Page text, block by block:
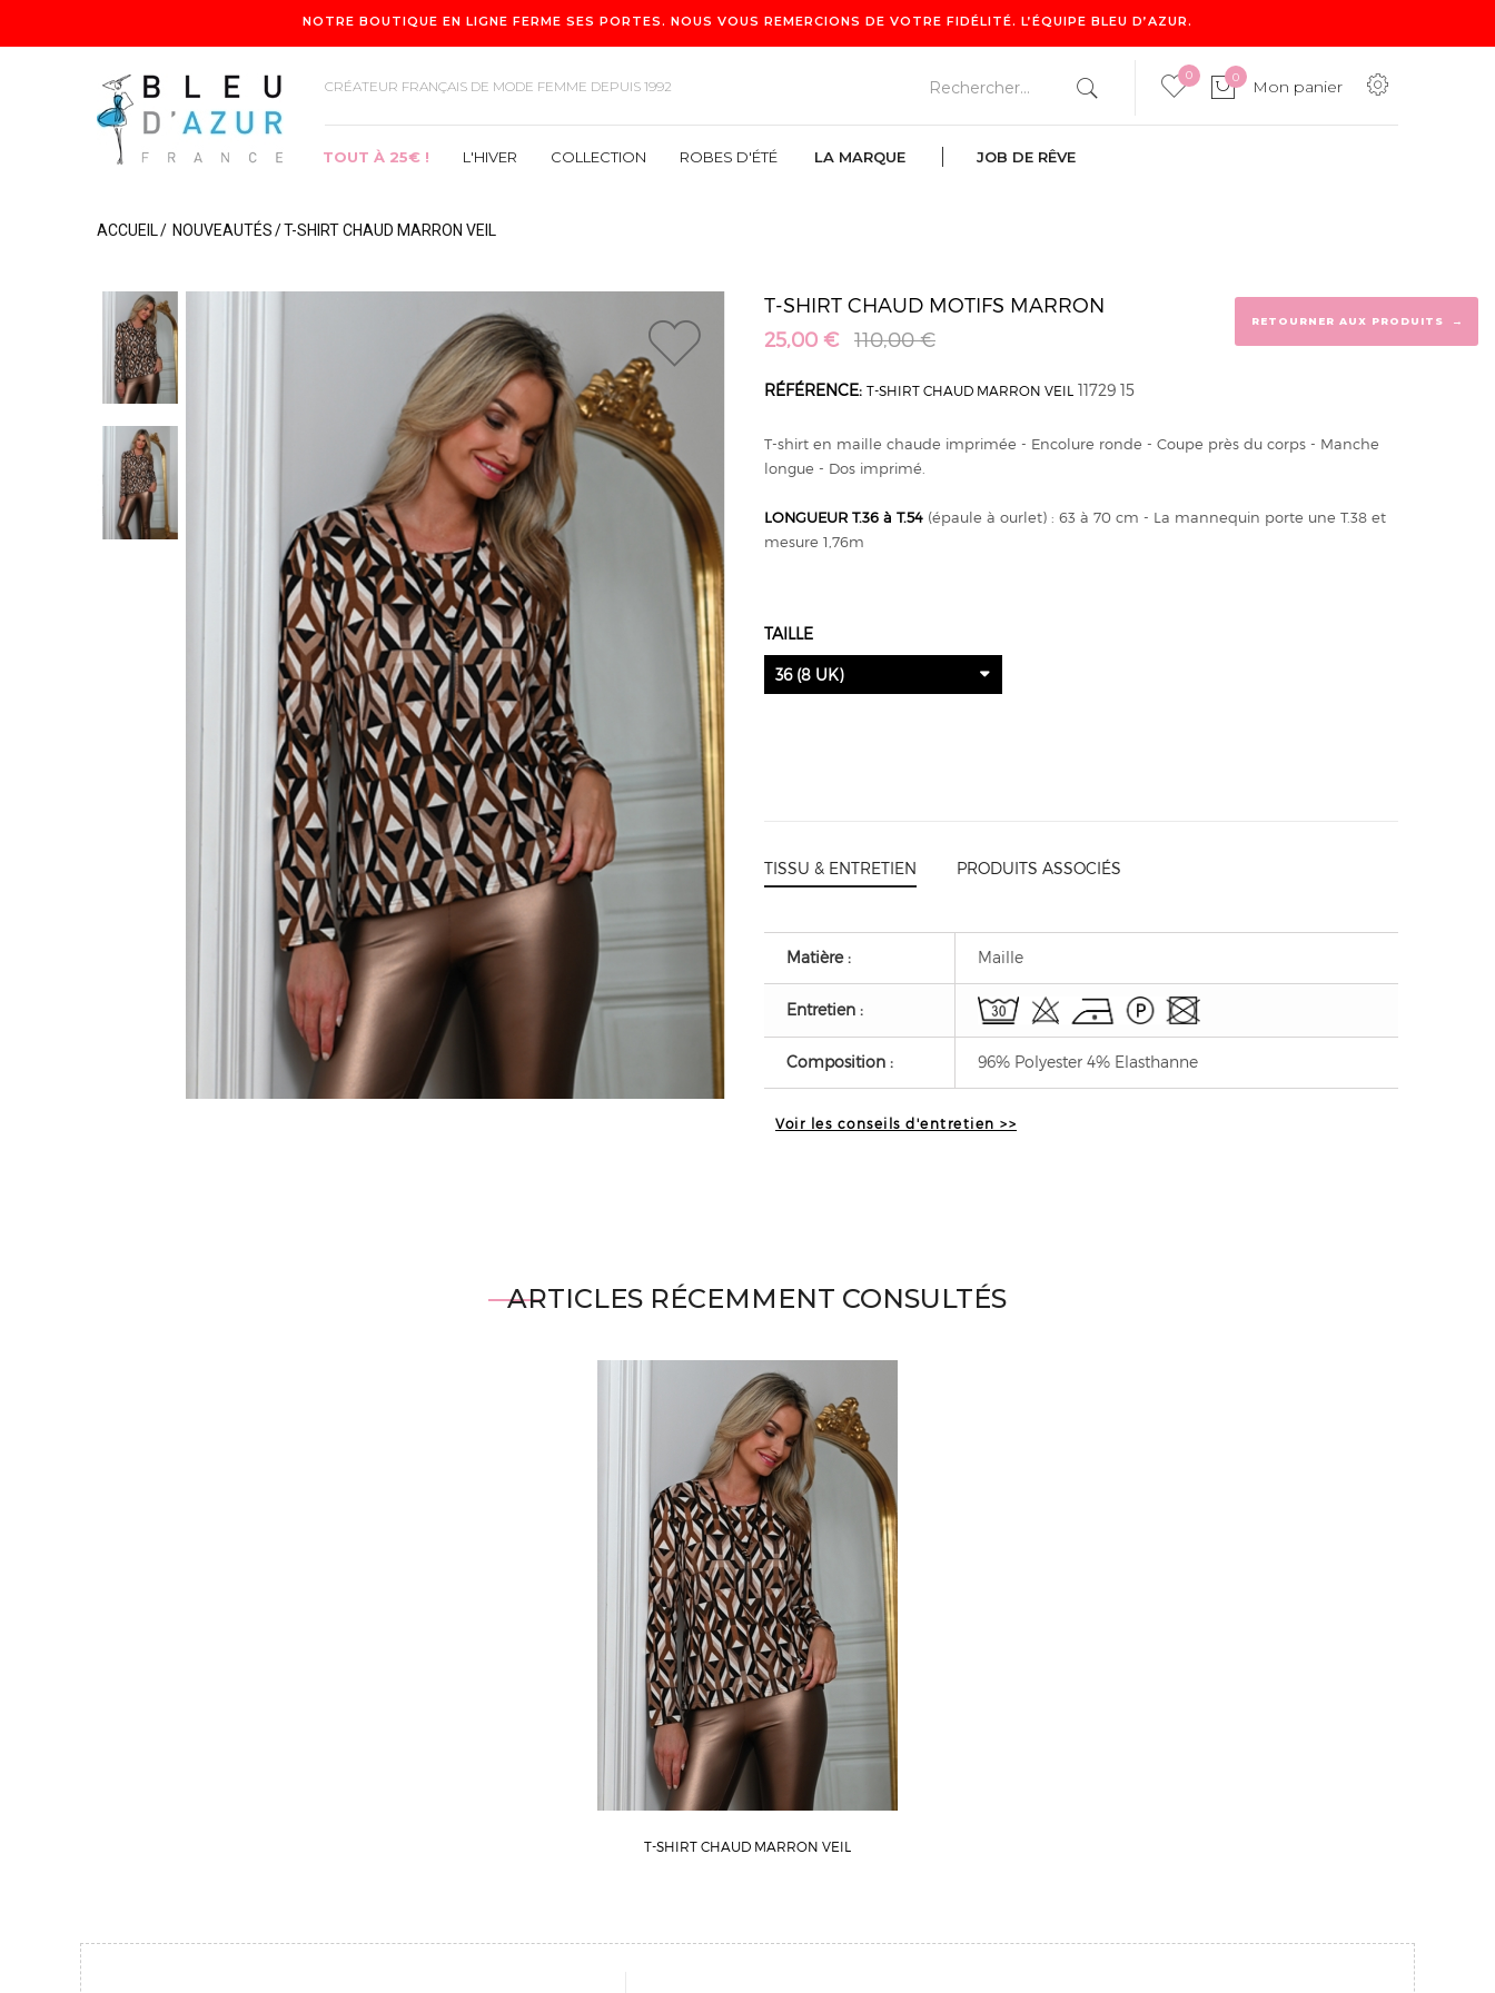
NOTRE BOUTIQUE EN LIGNE FERME SES PORTES. NOUS VOUS REMERCIONS DE VOTRE FIDÉLITÉ. L’ÉQUIPE BLEU D’AZUR.
CRÉATEUR FRANÇAIS DE MODE FEMME DEPUIS 1992 Mon panier
0
0
TOUT À 25€ ! L'HIVER COLLECTION ROBES D'ÉTÉ LA MARQUE JOB DE RÊVE
TOUT À 25€ ! L'HIVER COLLECTION
ACCUEIL NOUVEAUTÉS T-SHIRT CHAUD MARRON VEIL
T-SHIRT CHAUD MOTIFS MARRON
25,00 €
110,00 €
RÉFÉRENCE: T-SHIRT CHAUD MARRON VEIL 11729 15
T-shirt en maille chaude imprimée - Encolure ronde - Coupe près du corps - Manche
longue - Dos imprimé.
LONGUEUR T.36 à T.54 (épaule à ourlet) : 63 à 70 cm - La mannequin porte une T.38 et
mesure 1,76m
TAILLE
36 (8 UK)
TISSU & ENTRETIEN PRODUITS ASSOCIÉS
Matière : Maille
Entretien :
Composition : 96% Polyester 4% Elasthanne
Voir les conseils d'entretien >>
ARTICLES RÉCEMMENT CONSULTÉS
T-SHIRT CHAUD MARRON VEIL
RETOURNER AUX PRODUITS →